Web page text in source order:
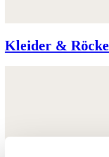
Kleider & Röcke